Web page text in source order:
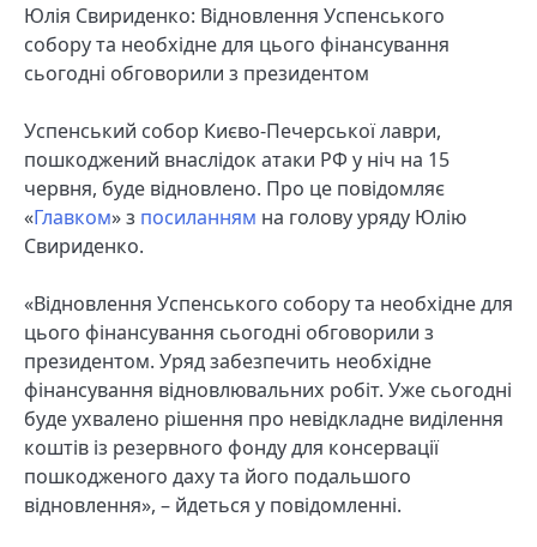
Юлія Свириденко: Відновлення Успенського
собору та необхідне для цього фінансування
сьогодні обговорили з президентом
Успенський собор Києво-Печерської лаври,
пошкоджений внаслідок атаки РФ у ніч на 15
червня, буде відновлено. Про це повідомляє
«Главком» з посиланням на голову уряду Юлію
Свириденко.
«Відновлення Успенського собору та необхідне для
цього фінансування сьогодні обговорили з
президентом. Уряд забезпечить необхідне
фінансування відновлювальних робіт. Уже сьогодні
буде ухвалено рішення про невідкладне виділення
коштів із резервного фонду для консервації
пошкодженого даху та його подальшого
відновлення», – йдеться у повідомленні.